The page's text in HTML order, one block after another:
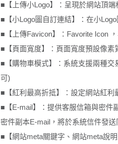
■【上傳小Logo】：呈現於網站頂
■【小Logo圖自訂連結】：在小
■【上傳Favicon】：Favorite Icon
■【頁面寬度】：頁面寬度預設像素
■【購物車模式】：系統支援兩種
可)
■【紅利最高折抵】：設定網站紅利
■【E-mail】：提供客服信箱與密件
密件副本E-mail，將於系統信件發
■【網站meta關鍵字、網站meta說